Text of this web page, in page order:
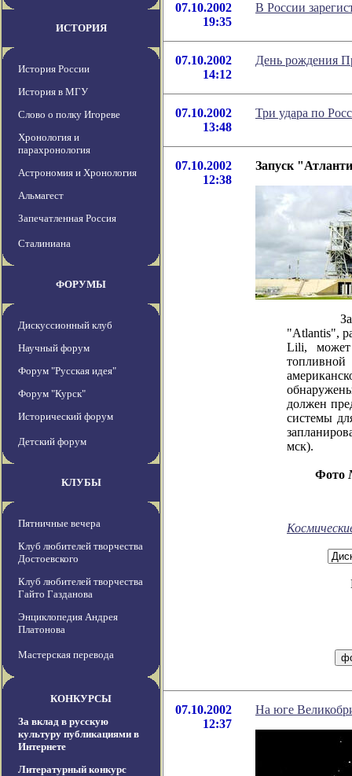
ИСТОРИЯ
История России
История в МГУ
Слово о полку Игореве
Хронология и
парахронология
Астрономия и Хронология
Альмагест
Запечатленная Россия
Сталиниана
ФОРУМЫ
Дискуссионный клуб
Научный форум
Форум "Русская идея"
Форум "Курск"
Исторический форум
Детский форум
КЛУБЫ
Пятничные вечера
Клуб любителей творчества
Достоевского
Клуб любителей творчества
Гайто Газданова
Энциклопедия Андрея
Платонова
Мастерская перевода
КОНКУРСЫ
За вклад в русскую
культуру публикациями в
Интернете
Литературный конкурс
07.10.2002
19:35
В России
07.10.2002
14:12
День рождения
07.10.2002
13:48
Три удара по
07.10.2002
12:38
Запуск
Запуск
"Atlantis",
Lili, может
должен
системы
мск).
Фото
07.10.2002
12:37
На юге